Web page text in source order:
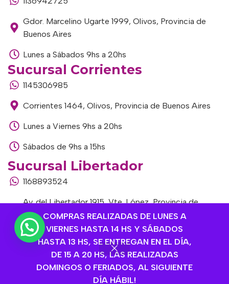
COMPRAS REALIZADAS DE LUNES A
VIERNES HASTA 14 HS Y SÁBADOS
HASTA 13 HS, SE ENTREGAN EN EL DÍA,
DE 15 A 20 HS, LAS REALIZADAS
DOMINGOS O FERIADOS, AL SIGUIENTE
DÍA HÁBIL!
Gdor. Marcelino Ugarte 1999, Olivos, Provincia de
Buenos Aires
Lunes a Sábados 9hs a 20hs
Sucursal Corrientes
1145306985
Corrientes 1464, Olivos, Provincia de Buenos Aires
Lunes a Viernes 9hs a 20hs
Sábados de 9hs a 15hs
Sucursal Libertador
1168893524
Av. del Libertador 1915, Vte. López, Provincia de
Buenos Aires
Lunes a Viernes de 9hs a 13hs / 16hs a 20hs
Sábados de 9hs a 15hs